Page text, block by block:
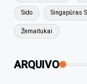
Sido Singapūras
Žemaitukai
ARQUIVO